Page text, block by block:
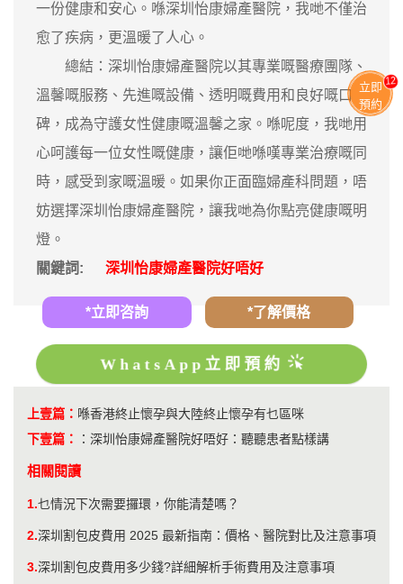
一份健康和安心。喺深圳怡康婦產醫院，我哋不僅治
愈了疾病，更溫暖了人心。
總結：深圳怡康婦產醫院以其專業嘅醫療團隊、
溫馨嘅服務、先進嘅設備、透明嘅費用和良好嘅口
碑，成為守護女性健康嘅溫馨之家。喺呢度，我哋用
心呵護每一位女性嘅健康，讓佢哋喺嘆專業治療嘅同
時，感受到家嘅溫暖。如果你正面臨婦產科問題，唔
妨選擇深圳怡康婦產醫院，讓我哋為你點亮健康嘅明
燈。
關鍵詞:
深圳怡康婦產醫院好唔好
*立即咨詢 *了解價格
WhatsApp立即預約
上壹篇： 喺香港終止懷孕與大陸終止懷孕有乜區咪
下壹篇：
： 深圳怡康婦產醫院好唔好：聽聽患者點樣講
相關閱讀
1.乜情況下次需要攞環，你能清楚嗎？
2.深圳割包皮費用 2025 最新指南：價格、醫院對比及注意事項
3.深圳割包皮費用多少錢?詳細解析手術費用及注意事項
立即
預約
11